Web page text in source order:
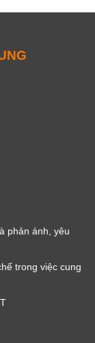
phản ánh, yêu
trong việc cung